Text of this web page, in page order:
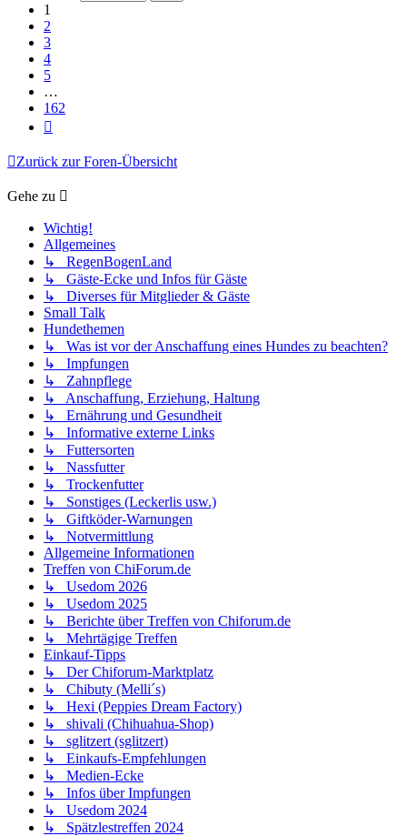
1
2
3
4
5
…
162
Zurück zur Foren-Übersicht
Gehe zu
Wichtig!
Allgemeines
↳ RegenBogenLand
↳ Gäste-Ecke und Infos für Gäste
↳ Diverses für Mitglieder & Gäste
Small Talk
Hundethemen
↳ Was ist vor der Anschaffung eines Hundes zu beachten?
↳ Impfungen
↳ Zahnpflege
↳ Anschaffung, Erziehung, Haltung
↳ Ernährung und Gesundheit
↳ Informative externe Links
↳ Futtersorten
↳ Nassfutter
↳ Trockenfutter
↳ Sonstiges (Leckerlis usw.)
↳ Giftköder-Warnungen
↳ Notvermittlung
Allgemeine Informationen
Treffen von ChiForum.de
↳ Usedom 2026
↳ Usedom 2025
↳ Berichte über Treffen von Chiforum.de
↳ Mehrtägige Treffen
Einkauf-Tipps
↳ Der Chiforum-Marktplatz
↳ Chibuty (Melli´s)
↳ Hexi (Peppies Dream Factory)
↳ shivali (Chihuahua-Shop)
↳ sglitzert (sglitzert)
↳ Einkaufs-Empfehlungen
↳ Medien-Ecke
↳ Infos über Impfungen
↳ Usedom 2024
↳ Spätzlestreffen 2024